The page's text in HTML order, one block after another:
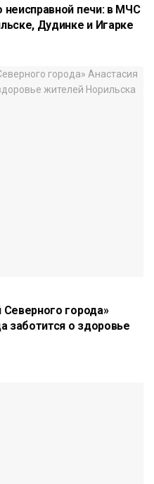
печи: в МЧС
Дудинке и Игарке
города»
заботится о здоровье